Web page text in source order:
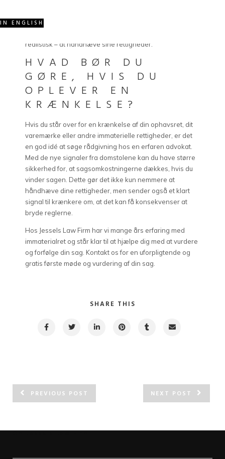
IN ENGLISHser det ud til, at domstolene i højere grad tager hensyn til
realistisk – at håndhæve sine rettigheder.
HVAD BØR DU
GØRE, HVIS DU
OPLEVER EN
KRÆNKELSE?
Hvis du står over for en krænkelse af din ophavsret, dit
varemærke eller andre immaterielle rettigheder, er det
en god idé at søge rådgivning hos en erfaren advokat.
Med de nye signaler fra domstolene kan du have større
sikkerhed for, at sagsomkostningerne dækkes, hvis du
vinder sagen. Dette gør det ikke kun nemmere at
håndhæve dine rettigheder, men sender også et klart
signal til krænkere om, at det kan få konsekvenser at
bryde reglerne.
Hos Jessels Law Firm har vi mange års erfaring med
immaterialret og står klar til at hjælpe dig med at vurdere
og forfølge din sag. Kontakt os for en uforpligtende og
gratis første møde og vurdering af din sag.
SHARE THIS
PREVIOUS POST NEXT POST